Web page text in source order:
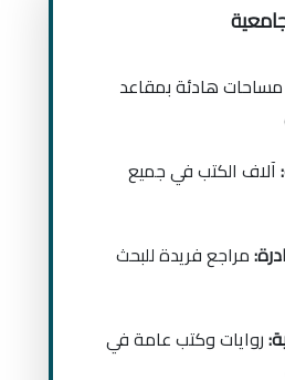
مساحات هادئة بمقاعد
آلاف الكتب في جميع
مراجع فريدة للبحث
روايات وكتب عامة في